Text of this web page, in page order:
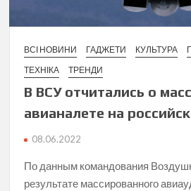
ВСІ НОВИНИ ГАДЖЕТИ КУЛЬТУРА
ТЕХНІКА
ТРЕНДИ
В ВСУ отчитались о
авианалете на
08.06.2022
По данным командования
результате массированного